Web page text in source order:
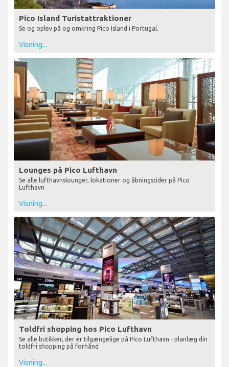
Pico Island Turistattraktioner
Se og oplev på og omkring Pico Island i Portugal.
Visning...
Lounges på Pico Lufthavn
Se alle lufthavnslounger, lokationer og åbningstider på Pico
Lufthavn
Visning...
Toldfri shopping hos Pico Lufthavn
Se alle butikker, der er tilgængelige på Pico Lufthavn - planlæg din
toldfri shopping på forhånd
Visning...